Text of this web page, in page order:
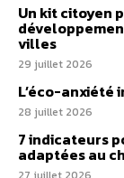
Un kit citoyen
villes
29 juillet 2026
L’éco-
28 juillet 2026
7 indicateurs
adaptées au